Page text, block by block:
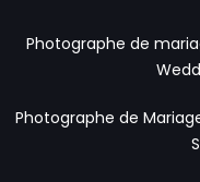
Photographe de
Photographe de